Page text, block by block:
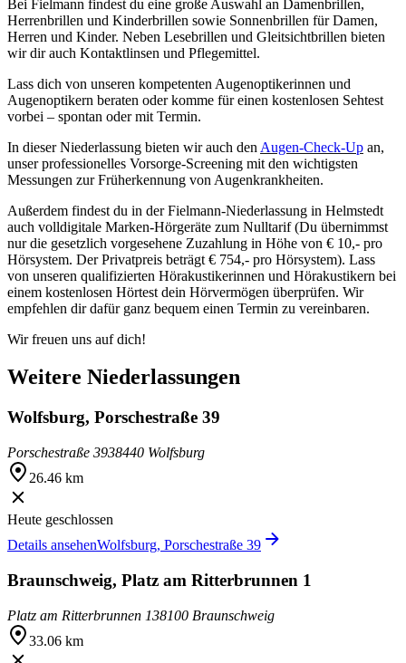
Bei Fielmann findest du eine große Auswahl an Damenbrillen,
Herrenbrillen und Kinderbrillen sowie Sonnenbrillen für Damen,
Herren und Kinder. Neben Lesebrillen und Gleitsichtbrillen bieten
wir dir auch Kontaktlinsen und Pflegemittel.
Lass dich von unseren kompetenten Augenoptikerinnen und
Augenoptikern beraten oder komme für einen kostenlosen Sehtest
vorbei – spontan oder mit Termin.
In dieser Niederlassung bieten wir auch den Augen-Check-Up an,
unser professionelles Vorsorge-Screening mit den wichtigsten
Messungen zur Früherkennung von Augenkrankheiten.
Außerdem findest du in der Fielmann-Niederlassung in Helmstedt
auch volldigitale Marken-Hörgeräte zum Nulltarif (Du übernimmst
nur die gesetzlich vorgesehene Zuzahlung in Höhe von € 10,- pro
Hörsystem. Der Privatpreis beträgt € 754,- pro Hörsystem). Lass
von unseren qualifizierten Hörakustikerinnen und Hörakustikern bei
einem kostenlosen Hörtest dein Hörvermögen überprüfen. Wir
empfehlen dir dafür ganz bequem einen Termin zu vereinbaren.
Wir freuen uns auf dich!
Weitere Niederlassungen
Wolfsburg, Porschestraße 39
Porschestraße 3938440 Wolfsburg
26.46 km
Heute geschlossen
Details ansehenWolfsburg, Porschestraße 39
Braunschweig, Platz am Ritterbrunnen 1
Platz am Ritterbrunnen 138100 Braunschweig
33.06 km